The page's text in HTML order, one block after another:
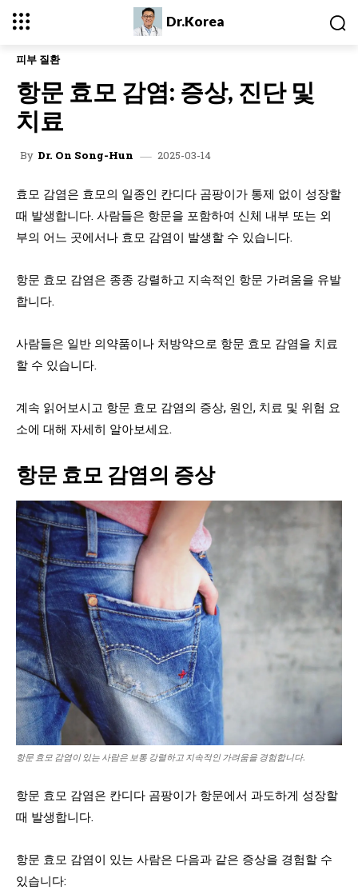
Dr.Korea
피부 질환
항문 효모 감염: 증상, 진단 및
치료
By Dr. On Song-Hun 2025-03-14
효모 감염은 효모의 일종인 칸디다 곰팡이가 통제 없이 성장할
때 발생합니다. 사람들은 항문을 포함하여 신체 내부 또는 외
부의 어느 곳에서나 효모 감염이 발생할 수 있습니다.
항문 효모 감염은 종종 강렬하고 지속적인 항문 가려움을 유발
합니다.
사람들은 일반 의약품이나 처방약으로 항문 효모 감염을 치료
할 수 있습니다.
계속 읽어보시고 항문 효모 감염의 증상, 원인, 치료 및 위험 요
소에 대해 자세히 알아보세요.
항문 효모 감염의 증상
항문 효모 감염이 있는 사람은 보통 강렬하고 지속적인 가려움을 경험합니다.
항문 효모 감염은 칸디다 곰팡이가 항문에서 과도하게 성장할
때 발생합니다.
항문 효모 감염이 있는 사람은 다음과 같은 증상을 경험할 수
있습니다: